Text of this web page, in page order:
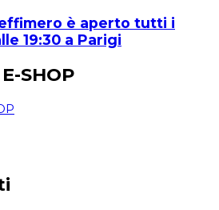
è aperto tutti i
19:30 a Parigi
SHOP